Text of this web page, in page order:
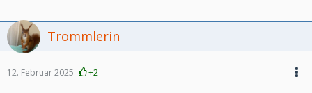
Trommlerin
12. Februar 2025 +2